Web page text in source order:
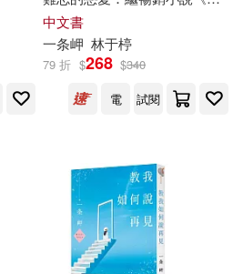
三田サクラ(4)
冬愛ことね(4)
桃瀬くるみ(4)
由良かな(4)
使，這份戀情今晚就會從世界
上消失》之後，
言」凝固了時光的心碎純愛小
說!
中文書
一条岬 林于楟
79 折 $268 $340
電
試閱